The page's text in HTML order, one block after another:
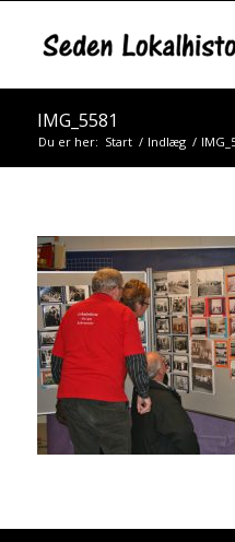
IMG_5581
Du er her: Start / Indlæg /